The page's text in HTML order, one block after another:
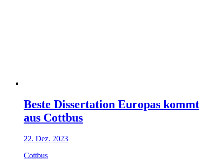
Beste Dissertation Europas kommt
aus Cottbus
22. Dez. 2023
Cottbus